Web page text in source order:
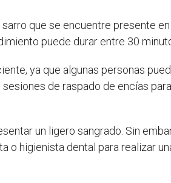
que se encuentre presente
puede durar entre 30
ya que algunas personas
de raspado de encías
un ligero sangrado. Sin
o higienista dental para realizar